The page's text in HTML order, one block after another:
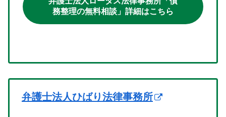
務整理の無料相談」詳細はこちら
弁護士法人ひばり法律事務所